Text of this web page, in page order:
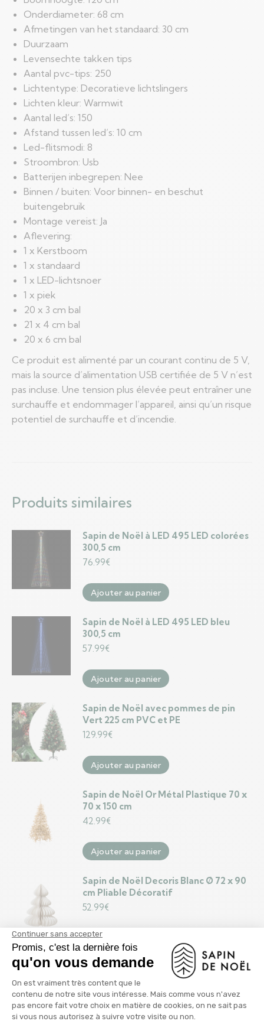
Onderdiameter: 68 cm
Afmetingen van het standaard: 30 cm
Duurzaam
Levensechte takken tips
Aantal pvc-tips: 250
Lichtentype: Decoratieve lichtslingers
Lichten kleur: Warmwit
Aantal led’s: 150
Afstand tussen led’s: 10 cm
Led-flitsmodi: 8
Stroombron: Usb
Batterijen inbegrepen: Nee
Binnen / buiten: Voor binnen- en beschut
buitengebruik
Montage vereist: Ja
Aflevering:
1 x Kerstboom
1 x standaard
1 x LED-lichtsnoer
1 x piek
20 x 3 cm bal
21 x 4 cm bal
20 x 6 cm bal
Ce produit est alimenté par un courant continu de 5 V,
mais la source d’alimentation USB certifiée de 5 V n’est
pas incluse. Une tension plus élevée peut entraîner une
surchauffe et endommager l’appareil, ainsi qu’un risque
potentiel de surchauffe et d’incendie.
Produits similaires
Sapin de Noël à LED 495 LED colorées
300,5 cm
76.99€
Ajouter au panier
Sapin de Noël à LED 495 LED bleu
300,5 cm
57.99€
Ajouter au panier
Sapin de Noël avec pommes de pin
Vert 225 cm PVC et PE
129.99€
Ajouter au panier
Sapin de Noël Or Métal Plastique 70 x
70 x 150 cm
42.99€
Ajouter au panier
Sapin de Noël Decoris Blanc Ø 72 x 90
cm Pliable Décoratif
52.99€
Ajouter au panier
Sapin de Noël Tour Rouge Métal
Plastique 39 x 186 x 39 cm (4 Unités)
71.99€